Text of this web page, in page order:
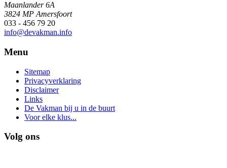
Maanlander 6A
3824 MP Amersfoort
033 - 456 79 20
info@devakman.info
Menu
Sitemap
Privacyverklaring
Disclaimer
Links
De Vakman bij u in de buurt
Voor elke klus...
Volg ons